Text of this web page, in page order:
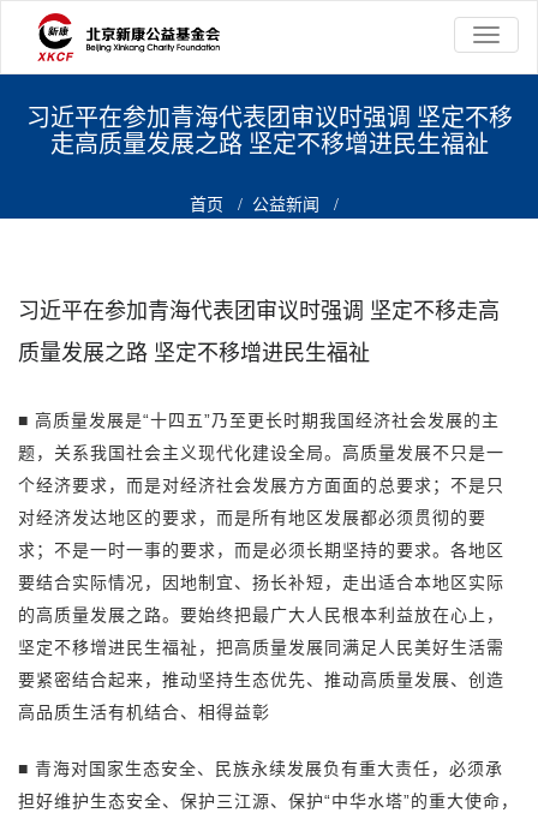
切
换
航
习近平在参加青海代表团审议时强调 坚定不移
走高质量发展之路 坚定不移增进民生福祉
首页 / 公益新闻
/
习近平在参加青海代表团审议时强调 坚定不移走高
质量发展之路 坚定不移增进民生福祉
■ 高质量发展是“十四五”乃至更长时期我国经济社会发展的主
题，关系我国社会主义现代化建设全局。高质量发展不只是一
个经济要求，而是对经济社会发展方方面面的总要求；不是只
对经济发达地区的要求，而是所有地区发展都必须贯彻的要
求；不是一时一事的要求，而是必须长期坚持的要求。各地区
要结合实际情况，因地制宜、扬长补短，走出适合本地区实际
的高质量发展之路。要始终把最广大人民根本利益放在心上，
坚定不移增进民生福祉，把高质量发展同满足人民美好生活需
要紧密结合起来，推动坚持生态优先、推动高质量发展、创造
高品质生活有机结合、相得益彰
■ 青海对国家生态安全、民族永续发展负有重大责任，必须承
担好维护生态安全、保护三江源、保护“中华水塔”的重大使命，